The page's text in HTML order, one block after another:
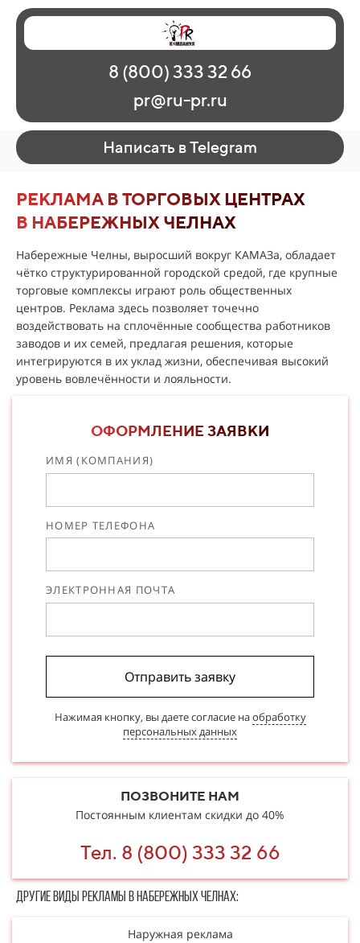
Главная
Наши работы
О рекламе
Регионы
Контакты
8 (800) 333 32 66
pr@ru-pr.ru
Написать в Telegram
РЕКЛАМА В ТОРГОВЫХ ЦЕНТРАХ
В НАБЕРЕЖНЫХ ЧЕЛНАХ
Набережные Челны, выросший вокруг КАМАЗа, обладает
чётко структурированной городской средой, где крупные
торговые комплексы играют роль общественных
центров. Реклама здесь позволяет точечно
воздействовать на сплочённые сообщества работников
заводов и их семей, предлагая решения, которые
интегрируются в их уклад жизни, обеспечивая высокий
уровень вовлечённости и лояльности.
ОФОРМЛЕНИЕ ЗАЯВКИ
ИМЯ (КОМПАНИЯ)
НОМЕР ТЕЛЕФОНА
ЭЛЕКТРОННАЯ ПОЧТА
Отправить заявку
Нажимая кнопку, вы даете согласие наобработку
персональных данных
ПОЗВОНИТЕ НАМ
Постоянным клиентам скидки до 40%
Тел. 8 (800) 333 32 66
Другие в​​​​иды рекламы в Набережных Челнах:
Наружная реклама